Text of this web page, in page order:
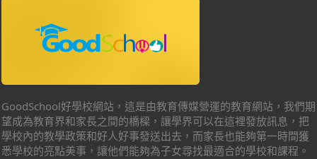
GoodSchool好學校網站，這是由教育傳媒營運的教育網站，我們期
望成為教育界和家長之間的橋樑，讓學界可以在這裡發放訊息，把
學校內的教學政策和好人好事發送出去，而家長也能夠第一時間獲
悉學校的亮點美事，讓他們能夠為子女尋找最適合的學校和課程。